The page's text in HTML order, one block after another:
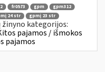
fr0573 gpm
gpm312
24 str
gpmį 23 str
žinyno kategorijos:
pajamos / išmokos
pajamos